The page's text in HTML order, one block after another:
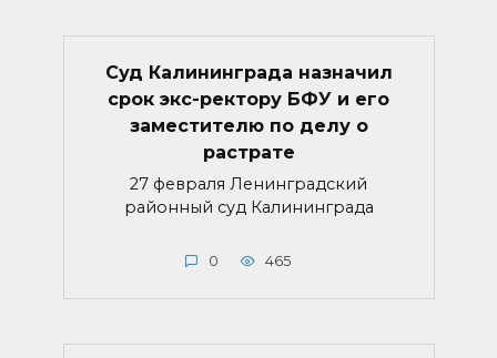
Суд Калининграда назначил
срок экс-ректору БФУ и его
заместителю по делу о
растрате
27 февраля Ленинградский
районный суд Калининграда
0 465